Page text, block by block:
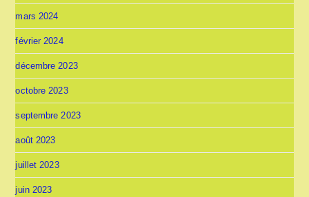
mars 2024
février 2024
décembre 2023
octobre 2023
septembre 2023
août 2023
juillet 2023
juin 2023